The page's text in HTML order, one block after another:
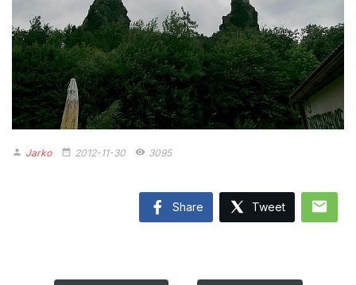
person Jarko date_range 2012-11-30 remove_red_eye 3095
Share Tweet mail